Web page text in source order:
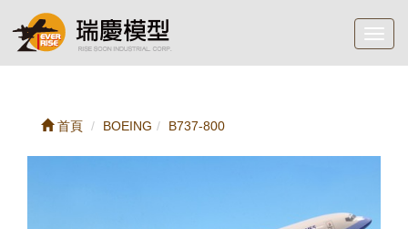
首頁 BOEING B737-800